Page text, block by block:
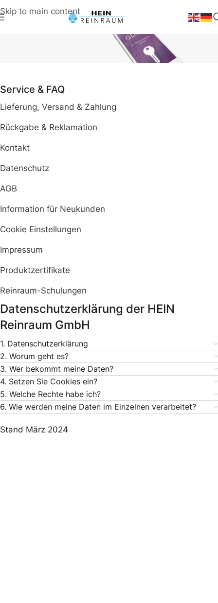
Skip to main content
Datenschutz
Service & FAQ
Lieferung, Versand & Zahlung
Rückgabe & Reklamation
Kontakt
Datenschutz
AGB
Information für Neukunden
Cookie Einstellungen
Impressum
Produktzertifikate
Reinraum-Schulungen
Datenschutzerklärung der HEIN
Reinraum GmbH
1. Datenschutzerklärung
2. Worum geht es?
3. Wer bekommt meine Daten?
4. Setzen Sie Cookies ein?
5. Welche Rechte habe ich?
6. Wie werden meine Daten im Einzelnen verarbeitet?
Stand März 2024